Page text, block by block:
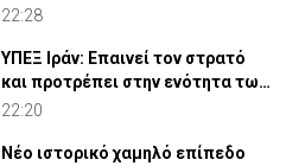
συμφωνία για Ορμούζ
22:28
ΥΠΕΞ Ιράν: Επαινεί τον στρατό
και προτρέπει στην ενότητα των
μουσουλμάνων
22:20
Νέο ιστορικό χαμηλό επίπεδο